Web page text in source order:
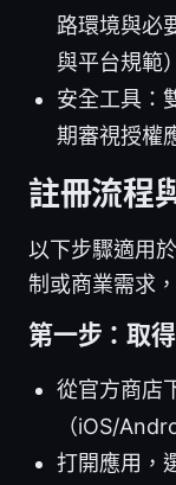
路環境與必
與平台規範
安全工具：
期審視授權
註冊流程
以下步驟適用
制或商業需求
第一步：取
從官方商店
（iOS/
打開應用，